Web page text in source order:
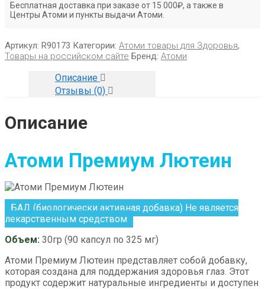
Бесплатная доставка при заказе от 15 000₽, а также в
Центры Атоми и пункты выдачи Атоми.
Артикул: R90173 Категории: Атоми товары для Здоровья,
Товары на российском сайте Бренд: Атоми
Описание
Отзывы (0)
Описание
Атоми Премиум Лютеин
БАД (биологически активная добавка) Не является
лекарственным средством
Объем: 30гр (90 капсул по 325 мг)
Атоми Премиум Лютеин представляет собой добавку,
которая создана для поддержания здоровья глаз. Этот
продукт содержит натуральные ингредиенты и доступен